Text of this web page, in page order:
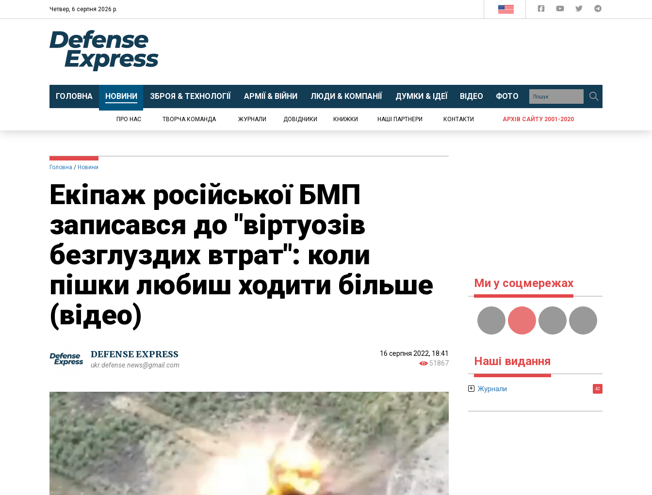
Четвер, 6 серпня 2026 р.
ГОЛОВНА НОВИНИ ЗБРОЯ & ТЕХНОЛОГІЇ АРМІЇ & ВІЙНИ ЛЮДИ & КОМПАНІЇ ДУМКИ & ІДЕЇ ВІДЕО ФОТО
ПРО НАС ТВОРЧА КОМАНДА ЖУРНАЛИ ДОВІДНИКИ КНИЖКИ НАШІ ПАРТНЕРИ КОНТАКТИ АРХІВ САЙТУ 2001-2020
Головна Новини
Екіпаж російської БМП
записався до "віртуозів
безглуздих втрат": коли
пішки любиш ходити більше
(відео)
DEFENSE EXPRESS
ukr.defense.news@gmail.com
16 серпня 2022, 18:41
51867
Ми у соцмережах
Наші видання
Журнали 42